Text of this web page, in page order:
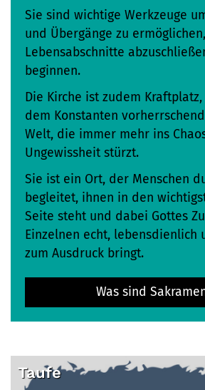
Sie sind wichtige Werkzeuge
und Übergänge zu
Lebensabschnitte
beginnen.
Die Kirche ist zudem
dem Konstanten
Welt, die immer mehr ins
Ungewissheit stürzt.
Sie ist ein Ort, der Menschen
begleitet, ihnen in den
Seite steht und dabei Gottes
Einzelnen echt, lebensdienlich
zum Ausdruck bringt.
Was sind
Taufe